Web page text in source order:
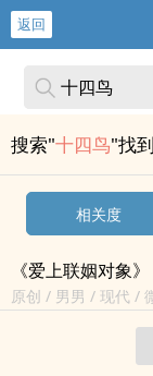
返回
搜索"十四鸟"找
相关度
《爱上联姻对象》
原创 / 男男 / 现代 /
了，和素未谋面的